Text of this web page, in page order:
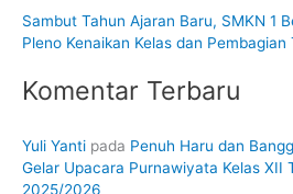
Sambut Tahun Ajaran Baru, SMKN 1
Pleno Kenaikan Kelas dan Pembagian
Komentar Terbaru
Yuli Yanti pada Penuh Haru dan
Gelar Upacara Purnawiyata Kelas XII
2025/2026